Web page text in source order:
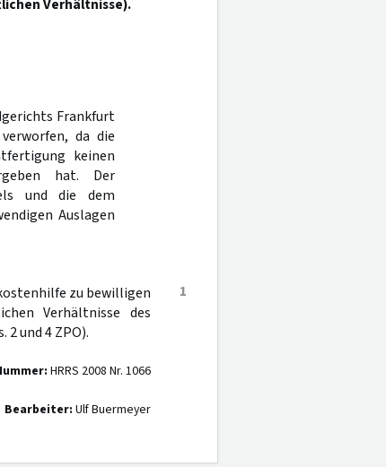
Verhältnisse).
Frankfurt
da die
keinen
hat. Der
und die dem
Auslagen
1
zu bewilligen
Verhältnisse des
2 und 4 ZPO).
HRRS 2008 Nr. 1066
Bearbeiter: Ulf Buermeyer